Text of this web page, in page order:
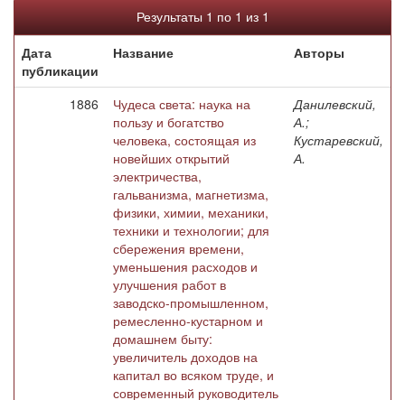
Результаты 1 по 1 из 1
Дата
публикации
Название Авторы
1886
Чудеса света: наука на
пользу и богатство
человека, состоящая из
новейших открытий
электричества,
гальванизма, магнетизма,
физики, химии, механики,
техники и технологии; для
сбережения времени,
уменьшения расходов и
улучшения работ в
заводско-промышленном,
ремесленно-кустарном и
домашнем быту:
увеличитель доходов на
капитал во всяком труде, и
современный руководитель
Данилевский,
А.;
Кустаревский,
А.